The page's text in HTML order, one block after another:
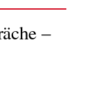
–